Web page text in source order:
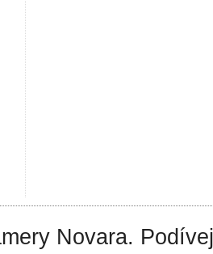
Novara.